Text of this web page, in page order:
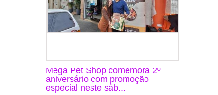
Mega Pet Shop comemora 2º
aniversário com promoção
especial neste sáb...